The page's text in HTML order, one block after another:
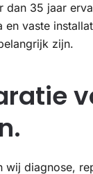
35 jaar
vaste
zijn.
diagnose,